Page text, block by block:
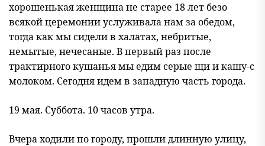
хорошенькая женщина не старее 18 лет безо
всякой церемонии услуживала нам за обедом,
тогда как мы сидели в халатах, небритые,
немытые, нечесаные. В первый раз после
трактирного кушанья мы едим серые щи и кашу-с
молоком. Сегодня идем в западную часть города.
19 мая. Суббота. 10 часов утра.
Вчера ходили по городу, прошли длинную улицу,